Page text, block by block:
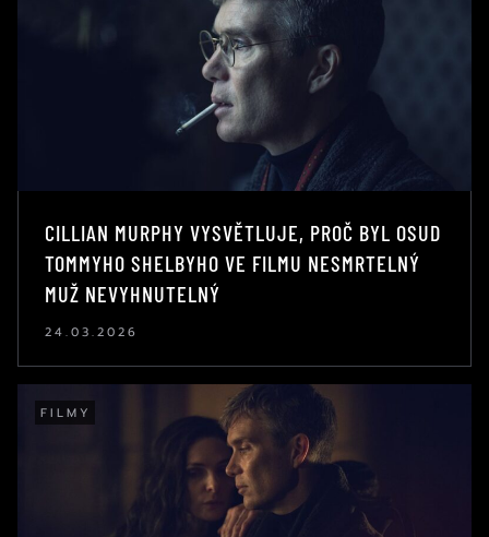
CILLIAN MURPHY VYSVĚTLUJE, PROČ BYL OSUD
TOMMYHO SHELBYHO VE FILMU NESMRTELNÝ
MUŽ NEVYHNUTELNÝ
24.03.2026
FILMY